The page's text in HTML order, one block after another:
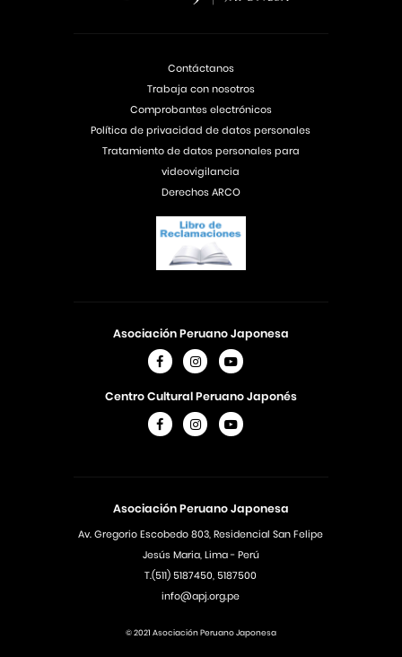
Asociación Peruano Japonesa
Av. Gregorio Escobedo 803, Residencial San Felipe
Jesús Maria, Lima - Perú
T.(511) 5187450, 5187500
info@apj.org.pe
Asociación Peruano Japonesa
Centro Cultural Peruano Japonés
Contáctanos
Trabaja con nosotros
Comprobantes electrónicos
Política de privacidad de datos personales
Tratamiento de datos personales para
videovigilancia
Derechos ARCO
© 2021 Asociación Peruano Japonesa